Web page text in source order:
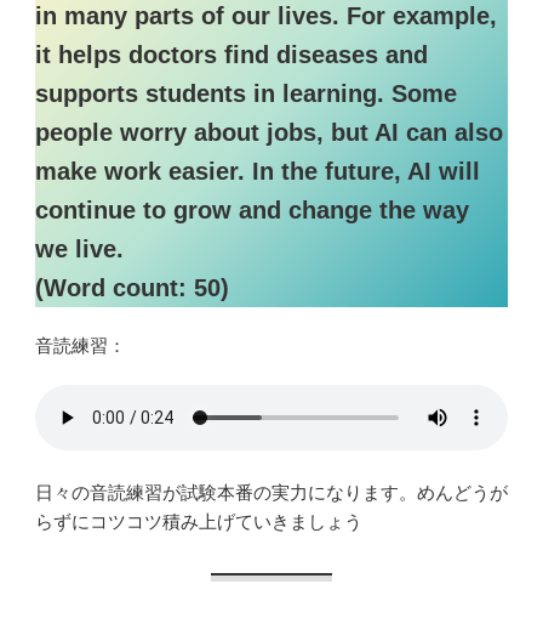
in many parts of our lives. For example,
it helps doctors find diseases and
supports students in learning. Some
people worry about jobs, but AI can also
make work easier. In the future, AI will
continue to grow and change the way
we live.
(Word count: 50)
音読練習：
日々の音読練習が試験本番の実力になります。めんどうが
らずにコツコツ積み上げていきましょう